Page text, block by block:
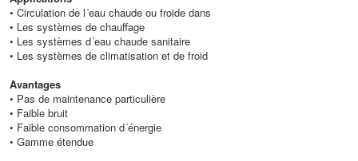
• Circulation de l´eau chaude ou froide dans
• Les systèmes de chauffage
• Les systèmes d´eau chaude sanitaire
• Les systèmes de climatisation et de froid
Avantages
• Pas de maintenance particulière
• Faible bruit
• Faible consommation d´énergie
• Gamme étendue